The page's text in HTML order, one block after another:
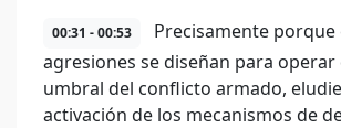
00:31 - 00:53
Precisamente porque
agresiones se diseñan para operar
umbral del conflicto armado,
activación de los mecanismos de